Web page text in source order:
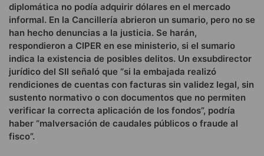
diplomática no podía adquirir dólares en el mercado
informal. En la Cancillería abrieron un sumario, pero no se
han hecho denuncias a la justicia. Se harán,
respondieron a CIPER en ese ministerio, si el sumario
indica la existencia de posibles delitos. Un exsubdirector
jurídico del SII señaló que “si la embajada realizó
rendiciones de cuentas con facturas sin validez legal, sin
sustento normativo o con documentos que no permiten
verificar la correcta aplicación de los fondos”, podría
haber “malversación de caudales públicos o fraude al
fisco”.